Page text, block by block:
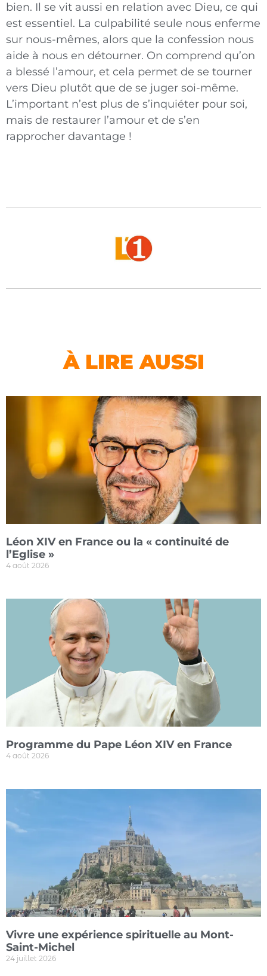
bien. Il se vit aussi en relation avec Dieu, ce qui
est essentiel. La culpabilité seule nous enferme
sur nous-mêmes, alors que la confession nous
aide à nous en détourner. On comprend qu’on
a blessé l’amour, et cela permet de se tourner
vers Dieu plutôt que de se juger soi-même.
L’important n’est plus de s’inquiéter pour soi,
mais de restaurer l’amour et de s’en
rapprocher davantage !
À LIRE AUSSI
Léon XIV en France ou la « continuité de
l’Eglise »
4 août 2026
Programme du Pape Léon XIV en France
4 août 2026
Vivre une expérience spirituelle au Mont-
Saint-Michel
24 juillet 2026